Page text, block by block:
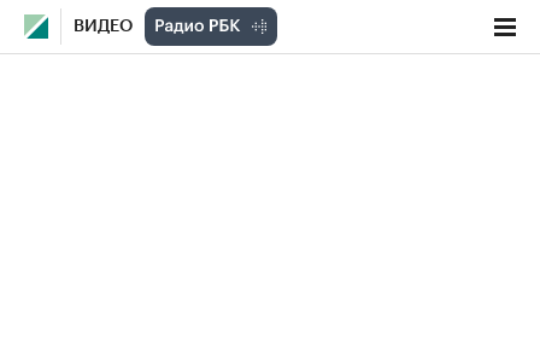
ВИДЕО